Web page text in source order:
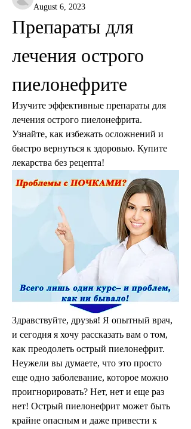
August 6, 2023
Препараты для
лечения острого
пиелонефрите
Изучите эффективные препараты для
лечения острого пиелонефрита.
Узнайте, как избежать осложнений и
быстро вернуться к здоровью. Купите
лекарства без рецепта!
Здравствуйте, друзья! Я опытный врач,
и сегодня я хочу рассказать вам о том,
как преодолеть острый пиелонефрит.
Неужели вы думаете, что это просто
еще одно заболевание, которое можно
проигнорировать? Нет, нет и еще раз
нет! Острый пиелонефрит может быть
крайне опасным и даже привести к